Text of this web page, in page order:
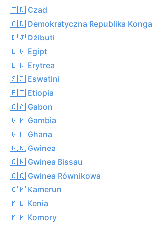
🇹🇩 Czad
🇨🇩 Demokratyczna Republika Konga
🇩🇯 Dżibuti
🇪🇬 Egipt
🇪🇷 Erytrea
🇸🇿 Eswatini
🇪🇹 Etiopia
🇬🇦 Gabon
🇬🇲 Gambia
🇬🇭 Ghana
🇬🇳 Gwinea
🇬🇼 Gwinea Bissau
🇬🇶 Gwinea Równikowa
🇨🇲 Kamerun
🇰🇪 Kenia
🇰🇲 Komory